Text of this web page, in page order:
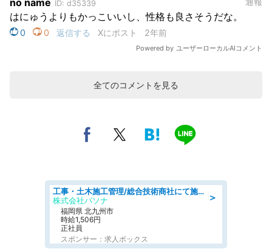
全てのコメントを見る
＞
工事・土木施工管理/総合技術商社にて施工管理のお仕事/即日勤務可/車通勤可/工事・土木施工管理/生産・品質管理
株式会社パソナ
福岡県 北九州市
時給1,506円
正社員
スポンサー：求人ボックス